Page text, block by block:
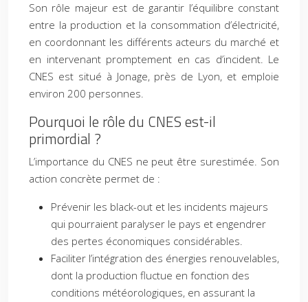
Son rôle majeur est de garantir l’équilibre constant
entre la production et la consommation d’électricité,
en coordonnant les différents acteurs du marché et
en intervenant promptement en cas d’incident. Le
CNES est situé à Jonage, près de Lyon, et emploie
environ 200 personnes.
Pourquoi le rôle du CNES est-il
primordial ?
L’importance du CNES ne peut être surestimée. Son
action concrète permet de :
Prévenir les black-out et les incidents majeurs
qui pourraient paralyser le pays et engendrer
des pertes économiques considérables.
Faciliter l’intégration des énergies renouvelables,
dont la production fluctue en fonction des
conditions météorologiques, en assurant la